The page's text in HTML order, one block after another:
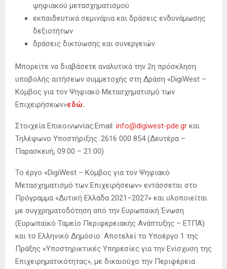
ψηφιακού μετασχηματισμού
εκπαιδευτικά σεμινάρια και δράσεις ενδυνάμωσης
δεξιοτήτων
δράσεις δικτύωσης και συνεργειών
Μπορείτε να διαβάσετε αναλυτικά την 2η πρόσκληση
υποβολής αιτήσεων συμμετοχής στη Δράση «DigiWest –
Κόμβος για τον Ψηφιακό Μετασχηματισμό των
Επιχειρήσεων»εδώ.
Στοιχεία Επικοινωνίας:Email: info@digiwest-pde.gr και
Τηλέφωνο Υποστήριξης: 2616 000 854 (Δευτέρα –
Παρασκευή, 09:00 – 21:00)
Το έργο «DigiWest – Κόμβος για τον Ψηφιακό
Μετασχηματισμό των Επιχειρήσεων» εντάσσεται στο
Πρόγραμμα «Δυτική Ελλάδα 2021–2027» και υλοποιείται
με συγχρηματοδότηση από την Ευρωπαϊκή Ένωση
(Ευρωπαϊκό Ταμείο Περιφερειακής Ανάπτυξης – ΕΤΠΑ)
και το Ελληνικό Δημόσιο. Αποτελεί το Υποέργο 1 της
Πράξης «Υποστηρικτικές Υπηρεσίες για την Ενίσχυση της
Επιχειρηματικότητας», με δικαιούχο την Περιφέρεια